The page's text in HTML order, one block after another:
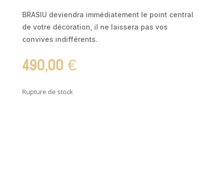
BRASIU deviendra immédiatement le point central
de votre décoration, il ne laissera pas vos
convives indifférents.
490,00€
Rupture de stock